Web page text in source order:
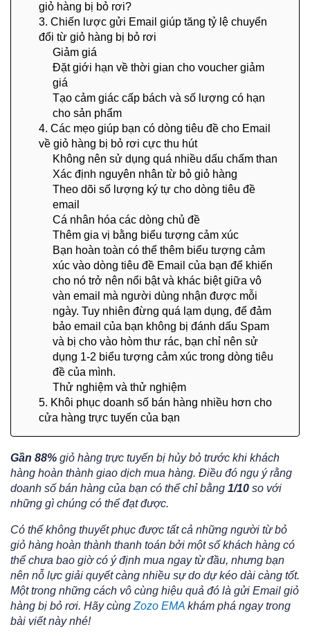
giỏ hàng bị bỏ rơi?
3. Chiến lược gửi Email giúp tăng tỷ lệ chuyển
đổi từ giỏ hàng bị bỏ rơi
Giảm giá
Đặt giới hạn về thời gian cho voucher giảm
giá
Tạo cảm giác cấp bách và số lượng có hạn
cho sản phẩm
4. Các mẹo giúp bạn có dòng tiêu đề cho Email
về giỏ hàng bị bỏ rơi cực thu hút
Không nên sử dụng quá nhiều dấu chấm than
Xác định nguyên nhân từ bỏ giỏ hàng
Theo dõi số lượng ký tự cho dòng tiêu đề
email
Cá nhân hóa các dòng chủ đề
Thêm gia vị bằng biểu tượng cảm xúc
Bạn hoàn toàn có thể thêm biểu tượng cảm
xúc vào dòng tiêu đề Email của bạn để khiến
cho nó trở nên nổi bật và khác biệt giữa vô
vàn email mà người dùng nhận được mỗi
ngày. Tuy nhiên đừng quá lạm dụng, để đảm
bảo email của bạn không bị đánh dấu Spam
và bị cho vào hòm thư rác, bạn chỉ nên sử
dụng 1-2 biểu tượng cảm xúc trong dòng tiêu
đề của mình.
Thử nghiệm và thử nghiệm
5. Khôi phục doanh số bán hàng nhiều hơn cho
cửa hàng trực tuyến của bạn
Gần 88% giỏ hàng trực tuyến bị hủy bỏ trước khi khách
hàng hoàn thành giao dịch mua hàng. Điều đó ngụ ý rằng
doanh số bán hàng của bạn có thể chỉ bằng 1/10 so với
những gì chúng có thể đạt được.
Có thể không thuyết phục được tất cả những người từ bỏ
giỏ hàng hoàn thành thanh toán bởi một số khách hàng có
thể chưa bao giờ có ý định mua ngay từ đầu, nhưng bạn
nên nỗ lực giải quyết càng nhiều sự do dự kéo dài càng tốt.
Một trong những cách vô cùng hiệu quả đó là gửi Email giỏ
hàng bị bỏ rơi. Hãy cùng Zozo EMA khám phá ngay trong
bài viết này nhé!